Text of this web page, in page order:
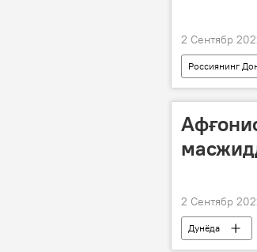
2 Сентябр
Россиянинг
газ қувури
2 Сентябр
Дунёда